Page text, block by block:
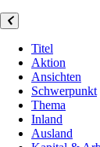
Titel
Aktion
Ansichten
Schwerpunkt
Thema
Inland
Ausland